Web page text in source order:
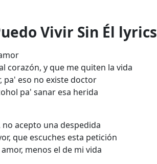
Vivir Sin Él lyrics
corazón, y que me quiten la vida
pa' eso no existe doctor
pa' sanar esa herida
acepto una despedida
que escuches esta petición
menos el de mi vida